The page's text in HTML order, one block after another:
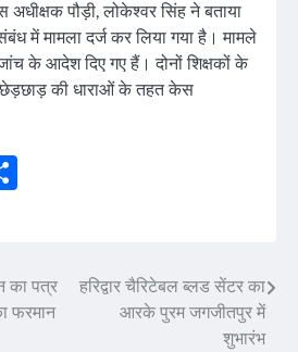
अधीक्षक पौड़ी, लोकेश्वर सिंह ने बताया
में मामला दर्ज कर लिया गया है। मामले
के आदेश दिए गए हैं। दोनों शिक्षकों के
की धाराओं के तहत केस
का पत्र
फरमान
हरिद्वार चैरिटेबल ब्लड सेंटर का
आरके पुरम जगजीतपुर में
शुभारंभ